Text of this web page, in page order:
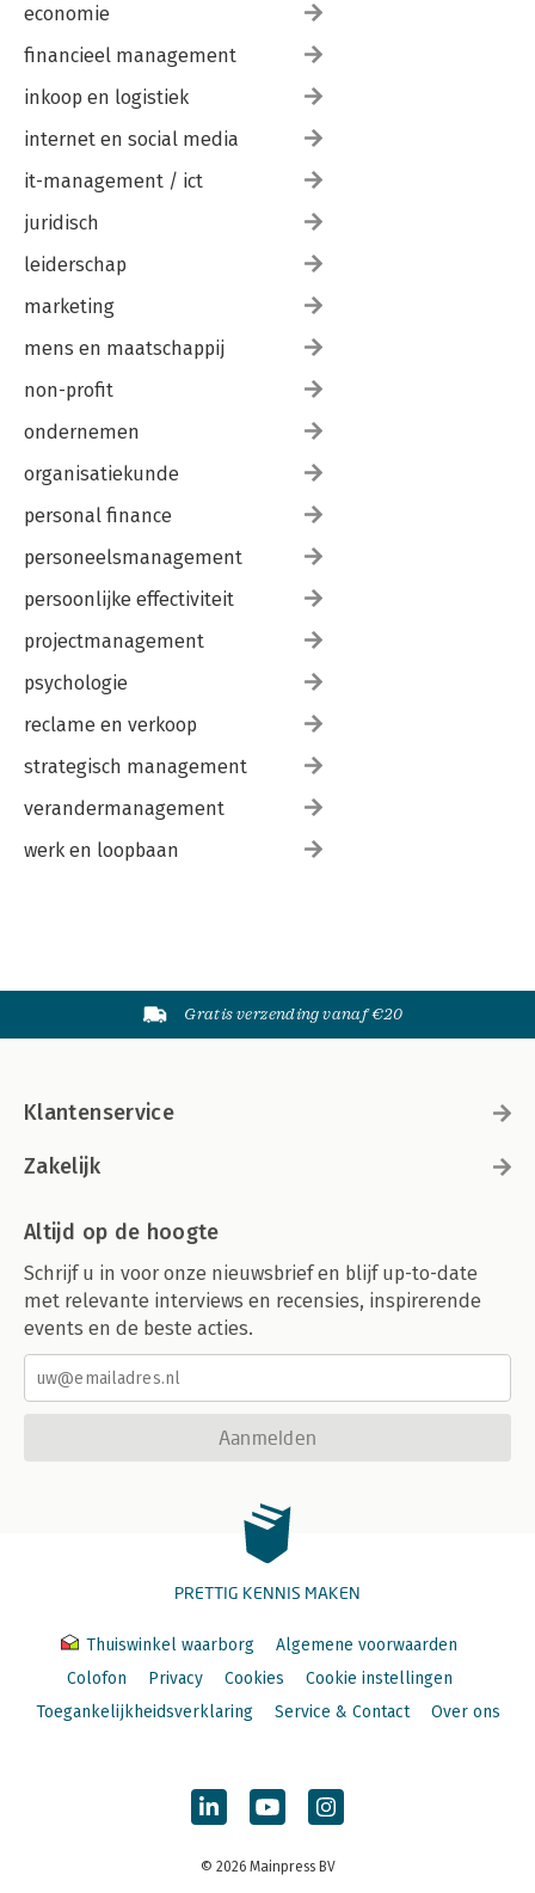
economie
financieel management
inkoop en logistiek
internet en social media
it-management / ict
juridisch
leiderschap
marketing
mens en maatschappij
non-profit
ondernemen
organisatiekunde
personal finance
personeelsmanagement
persoonlijke effectiviteit
projectmanagement
psychologie
reclame en verkoop
strategisch management
verandermanagement
werk en loopbaan
Gratis verzending vanaf €20
Klantenservice
Zakelijk
Altijd op de hoogte
Schrijf u in voor onze nieuwsbrief en blijf up-to-date
met relevante interviews en recensies, inspirerende
events en de beste acties.
Aanmelden
PRETTIG KENNIS MAKEN
Thuiswinkel waarborg
Algemene voorwaarden
Colofon
Privacy Cookies
Cookie instellingen
Toegankelijkheidsverklaring
Service & Contact Over ons
© 2026 Mainpress BV